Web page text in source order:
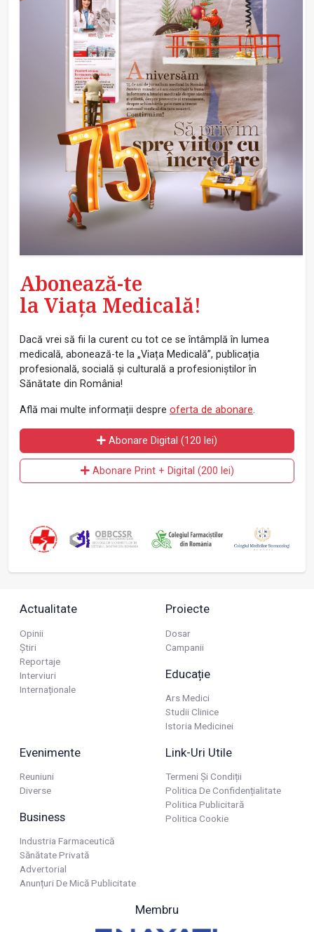
Abonează-te
la Viața Medicală!
Dacă vrei să fii la curent cu tot ce se întâmplă în lumea
medicală, abonează-te la „Viața Medicală”, publicația
profesională, socială și culturală a profesioniștilor în
Sănătate din România!
Află mai multe informații despre oferta de abonare.
Abonare Digital (120 lei)
Abonare Print + Digital (200 lei)
Actualitate
Opinii
Știri
Reportaje
Interviuri
Internaționale
Proiecte
Dosar
Campanii
Educație
Ars Medici
Studii Clinice
Istoria Medicinei
Evenimente
Reuniuni
Diverse
Business
Industria Farmaceutică
Sănătate Privată
Advertorial
Anunțuri De Mică Publicitate
Link-Uri Utile
Termeni Și Condiții
Politica De Confidențialitate
Politica Publicitară
Politica Cookie
Membru